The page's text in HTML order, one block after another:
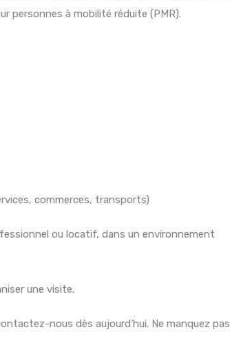
personnes à mobilité réduite (PMR).
commerces, transports)
ou locatif, dans un environnement
une visite.
nous dès aujourd’hui. Ne manquez pas